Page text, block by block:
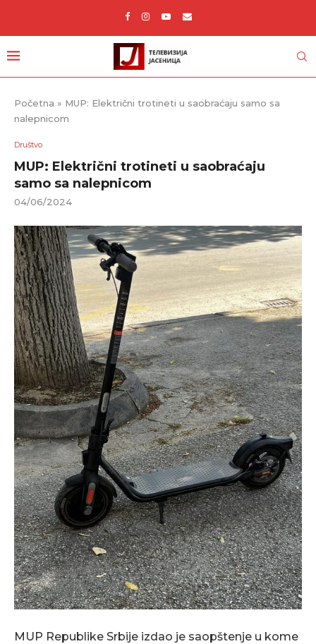
Početna » MUP: Električni trotineti u saobraćaju samo sa
nalepnicom
Društvo
MUP: Električni trotineti u saobraćaju
samo sa nalepnicom
04/06/2024
MUP Republike Srbije izdao je saopštenje u kome